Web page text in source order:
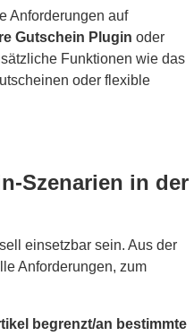
Anforderungen auf
Gutschein Plugin oder
Funktionen wie das
oder flexible
Szenarien in der
einsetzbar sein. Aus der
Anforderungen, zum
begrenzt/an bestimmte